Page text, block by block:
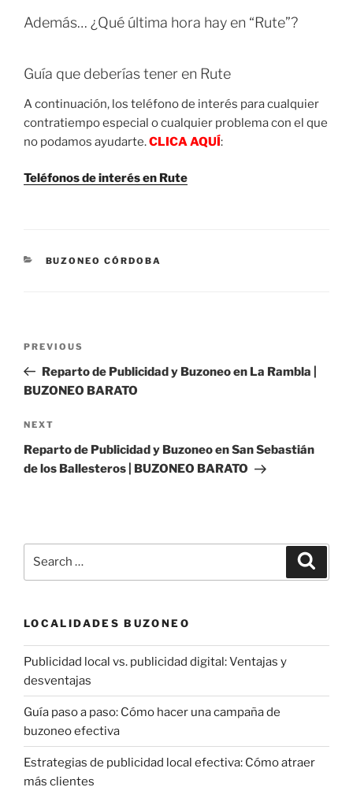
Además… ¿Qué última hora hay en “Rute”?
Guía que deberías tener en Rute
A continuación, los teléfono de interés para cualquier
contratiempo especial o cualquier problema con el que
no podamos ayudarte.CLICA AQUÍ:
Teléfonos de interés en Rute
CATEGORIES
BUZONEO CÓRDOBA
Previous
Post
PREVIOUS
Reparto de Publicidad y Buzoneo en La Rambla |
BUZONEO BARATO
Next
Post
NEXT
Reparto de Publicidad y Buzoneo en San Sebastián
de los Ballesteros | BUZONEO BARATO
LOCALIDADES BUZONEO
Publicidad local vs. publicidad digital: Ventajas y
desventajas
Guía paso a paso: Cómo hacer una campaña de
buzoneo efectiva
Estrategias de publicidad local efectiva: Cómo atraer
más clientes